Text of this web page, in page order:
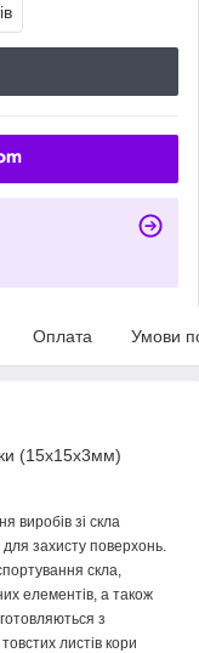
Оплата Умови
(15х15х3мм)
виробів зі скла
захисту поверхонь.
скла,
елементів, а також
з
листів кори